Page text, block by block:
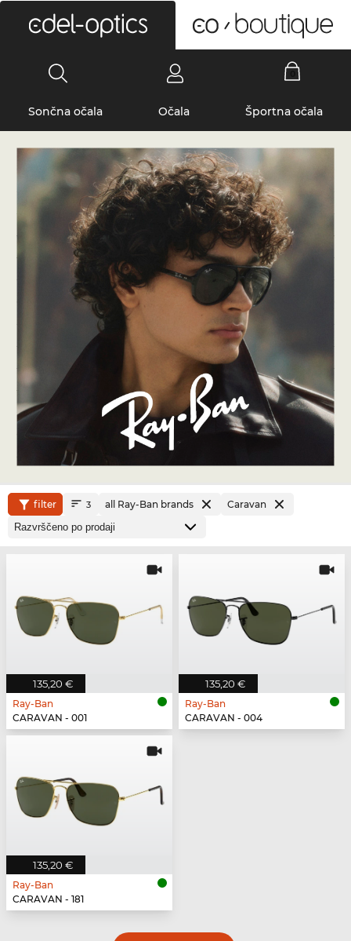
Sončna očala Očala Športna očala
filter 3 all Ray-Ban brands Caravan
135,20 €
Ray-Ban
CARAVAN - 001
135,20 €
Ray-Ban
CARAVAN - 004
135,20 €
Ray-Ban
CARAVAN - 181